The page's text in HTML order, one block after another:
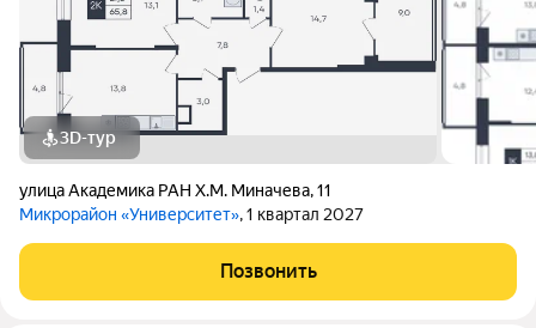
3D-тур
улица Академика РАН Х.М. Миначева,11
Микрорайон «Университет», 1 квартал 2027
Позвонить